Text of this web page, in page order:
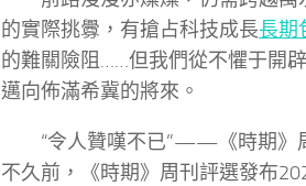
的實際挑釁，有搶占科技成長長期
的難關險阻……但我們從不懼于開
邁向佈滿希冀的將來。
“令人贊嘆不已”——《時期》
不久前，《時期》周刊評選發布